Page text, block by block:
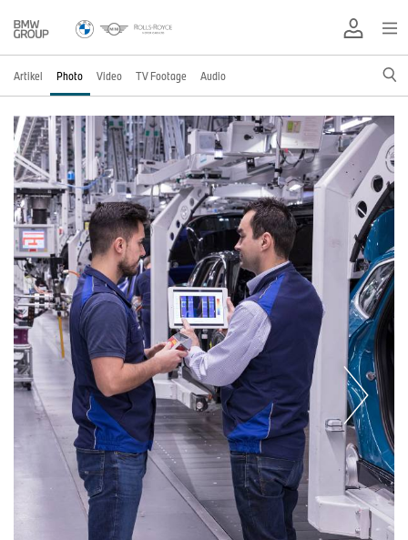
Artikel Photo Video TV Footage Audio